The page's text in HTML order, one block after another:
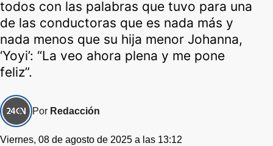
todos con las palabras que tuvo para una
de las conductoras que es nada más y
nada menos que su hija menor Johanna,
‘Yoyi’: “La veo ahora plena y me pone
feliz”.
Por Redacción
Viernes, 08 de agosto de 2025 a las 13:12